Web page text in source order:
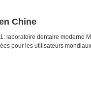
Chine
laboratoire dentaire moderne
pour les utilisateurs